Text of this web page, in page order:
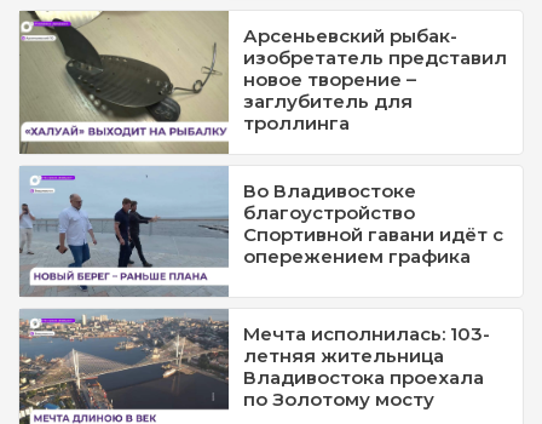
Арсеньевский рыбак-
изобретатель представил
новое творение –
заглубитель для
троллинга
Во Владивостоке
благоустройство
Спортивной гавани идёт с
опережением графика
Мечта исполнилась: 103-
летняя жительница
Владивостока проехала
по Золотому мосту